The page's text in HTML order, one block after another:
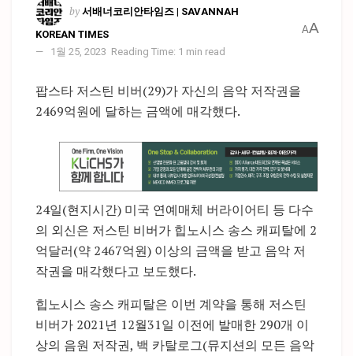
by 서배너코리안타임즈 | SAVANNAH
KOREAN TIMES
1월 25, 2023 Reading Time: 1 min read
AA
팝스타 저스틴 비버(29)가 자신의 음악 저작권을
2469억원에 달하는 금액에 매각했다.
24일(현지시간) 미국 연예매체 버라이어티 등 다수
의 외신은 저스틴 비버가 힙노시스 송스 캐피탈에 2
억달러(약 2467억원) 이상의 금액을 받고 음악 저
작권을 매각했다고 보도했다.
힙노시스 송스 캐피탈은 이번 계약을 통해 저스틴
비버가 2021년 12월31일 이전에 발매한 290개 이
상의 음원 저작권, 백 카탈로그(뮤지션의 모든 음악